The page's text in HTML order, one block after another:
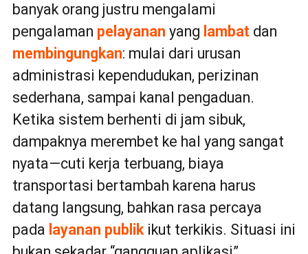
banyak orang justru mengalami
pengalaman pelayanan yang lambat dan
membingungkan: mulai dari urusan
administrasi kependudukan, perizinan
sederhana, sampai kanal pengaduan.
Ketika sistem berhenti di jam sibuk,
dampaknya merembet ke hal yang sangat
nyata—cuti kerja terbuang, biaya
transportasi bertambah karena harus
datang langsung, bahkan rasa percaya
pada layanan publikikut terkikis. Situasi ini